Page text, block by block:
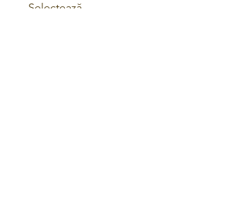
Selectează